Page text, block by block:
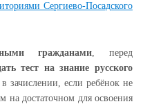
Сергиево-Посадского
гражданами, перед
тест на знание русского
зачислении, если ребёнок не
на достаточном для освоения